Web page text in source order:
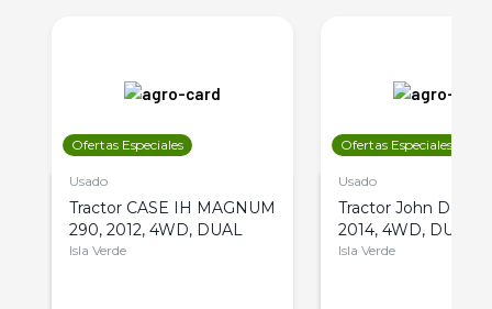
Ofertas Especiales
Usado
Tractor CASE IH MAGNUM
290, 2012, 4WD, DUAL
Isla Verde
Ofertas Especiales
Usado
Tractor John Deere
2014, 4WD, DUAL
Isla Verde